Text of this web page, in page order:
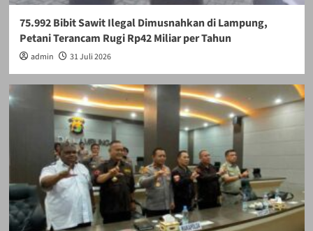
75.992 Bibit Sawit Ilegal Dimusnahkan di Lampung,
Petani Terancam Rugi Rp42 Miliar per Tahun
admin 31 Juli 2026